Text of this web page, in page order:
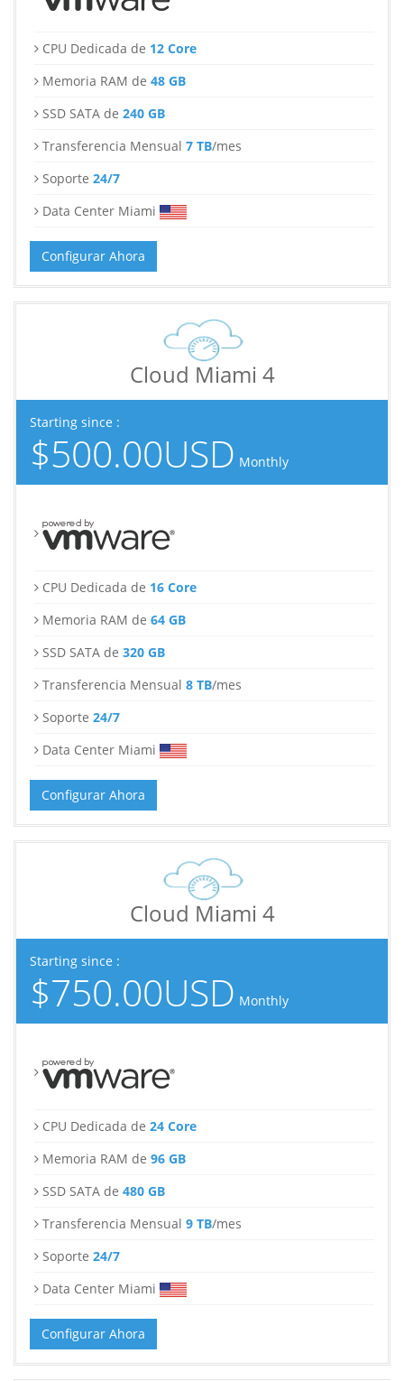
CPU Dedicada de 12 Core
Memoria RAM de 48 GB
SSD SATA de 240 GB
Transferencia Mensual 7 TB/mes
Soporte 24/7
Data Center Miami
Configurar Ahora
Cloud Miami 4
Starting since :
$500.00USD Monthly
CPU Dedicada de 16 Core
Memoria RAM de 64 GB
SSD SATA de 320 GB
Transferencia Mensual 8 TB/mes
Soporte 24/7
Data Center Miami
Configurar Ahora
Cloud Miami 4
Starting since :
$750.00USD Monthly
CPU Dedicada de 24 Core
Memoria RAM de 96 GB
SSD SATA de 480 GB
Transferencia Mensual 9 TB/mes
Soporte 24/7
Data Center Miami
Configurar Ahora